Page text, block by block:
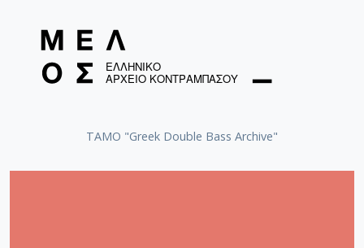
ΤΑΜΟ "Greek Double Bass Archive"